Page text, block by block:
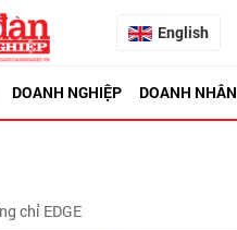
English
DOANH NGHIỆP DOANH NHÂN
chỉ EDGE